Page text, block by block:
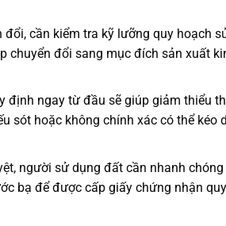
cần kiểm tra kỹ lưỡng quy hoạch
chuyển đổi sang mục đích sản xuất
định ngay từ đầu sẽ giúp giảm thiểu
sót hoặc không chính xác có thể kéo
người sử dụng đất cần nhanh chóng
bạ để được cấp giấy chứng nhận